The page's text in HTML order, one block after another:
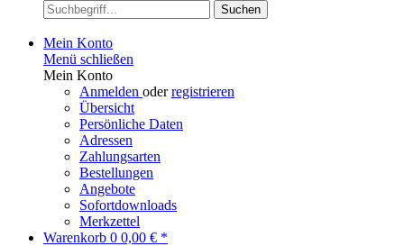
Suchen
Mein Konto
Menü schließen
Mein Konto
Anmelden oderregistrieren
Übersicht
Persönliche Daten
Adressen
Zahlungsarten
Bestellungen
Angebote
Sofortdownloads
Merkzettel
Warenkorb 0 0,00 € *